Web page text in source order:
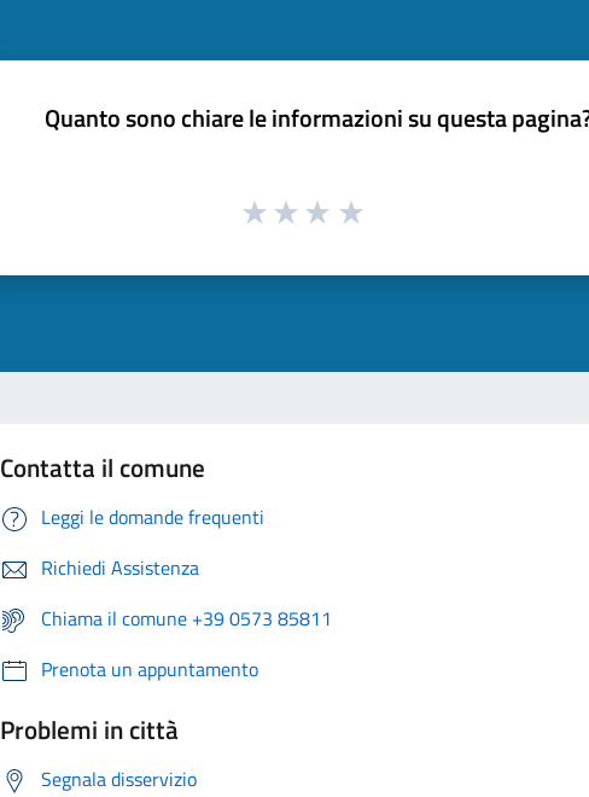
Quanto sono chiare le informazioni su questa
Contatta il comune
Leggi le domande frequenti
Richiedi Assistenza
Chiama il comune +39 0573 85811
Prenota un appuntamento
Problemi in città
Segnala disservizio